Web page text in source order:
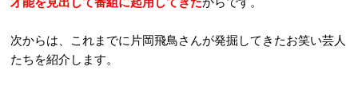
次からは、これまでに片岡飛鳥さんが発掘してきたお笑い芸人
たちを紹介します。